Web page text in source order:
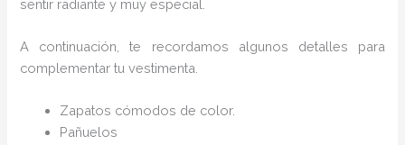
sentir radiante y muy especial.
A continuación, te recordamos algunos detalles para
complementar tu vestimenta.
Zapatos cómodos de color.
Pañuelos